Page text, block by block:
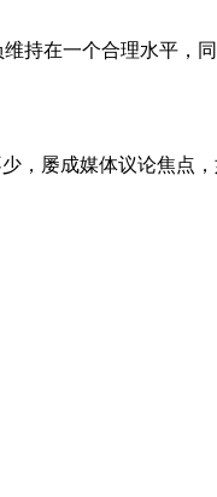
一个合理水平，同
成媒体议论焦点，如